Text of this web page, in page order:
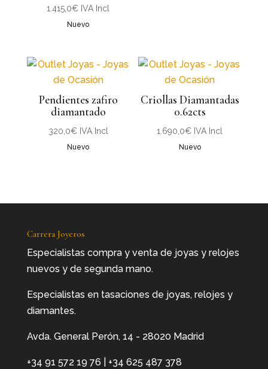
1.415,0€ IVA Incl
Nuevo
Pendientes zafiro
diamantado
320,0€ IVA Incl
Nuevo
Criollas Diamantadas
0.62cts
1.690,0€ IVA Incl
Nuevo
Carrera Joyeros
Especialistas compra y venta de joyas y relojes
nuevos y de segunda mano.
Especialistas en tasaciones de joyas, relojes y
diamantes.
Avda. General Perón, 14 - 28020 Madrid
+34 91 572 19 76 +34 625 487 378